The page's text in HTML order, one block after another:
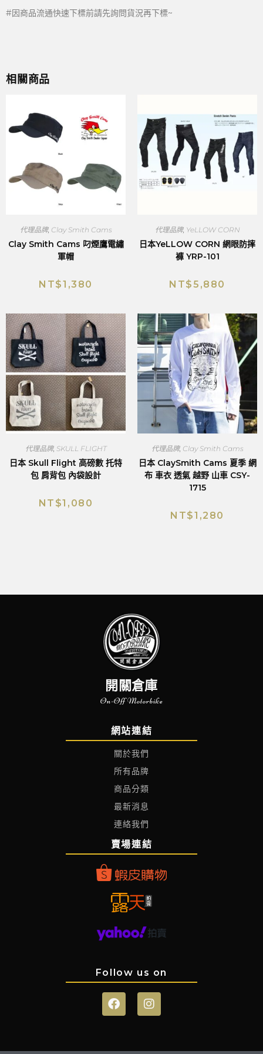
#因商品流通快速下標前請先詢問貨況再下標~
相關商品
代理品牌, Clay Smith Cams
Clay Smith Cams 叼煙鷹電繡
軍帽
NT$1,380
代理品牌, YeLLOW CORN
日本YeLLOW CORN 網眼防摔
褲 YRP-101
NT$5,880
代理品牌, SKULL FLIGHT
日本 Skull Flight 高磅數 托特
包 肩背包 內袋設計
NT$1,080
代理品牌, Clay Smith Cams
日本 ClaySmith Cams 夏季 網
布 車衣 透氣 越野 山車 CSY-
1715
NT$1,280
開關倉庫
On-Off Motorbike
網站連結
關於我們
所有品牌
商品分類
最新消息
連絡我們
賣場連結
Follow us on